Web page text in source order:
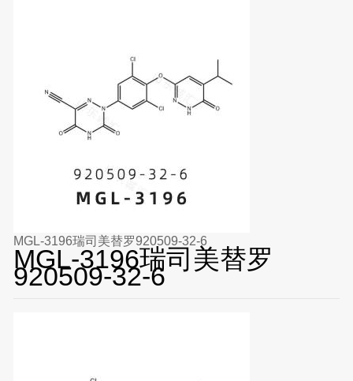
MGL-3196瑞司美替罗920509-32-6
MGL-3196瑞司美替罗
920509-32-6